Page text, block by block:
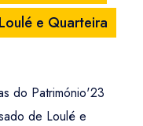
e Quarteira
do Património'23
de Loulé e